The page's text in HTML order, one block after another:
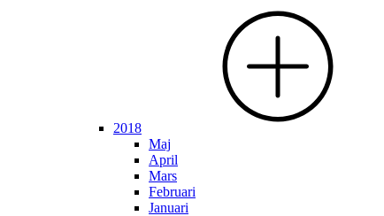
2018
Maj
April
Mars
Februari
Januari